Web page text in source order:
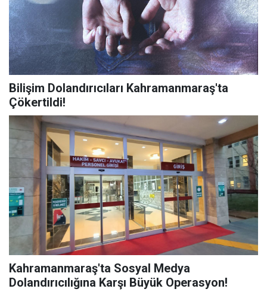
Bilişim Dolandırıcıları Kahramanmaraş'ta
Çökertildi!
Kahramanmaraş'ta Sosyal Medya
Dolandırıcılığına Karşı Büyük Operasyon!